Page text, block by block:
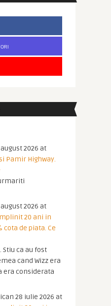
2026 at
Pamir Highway.
2026 at
20 ani in
cota de piata. Ce
ca au fost
cand Wizz era
era considerata
28 iulie 2026 at